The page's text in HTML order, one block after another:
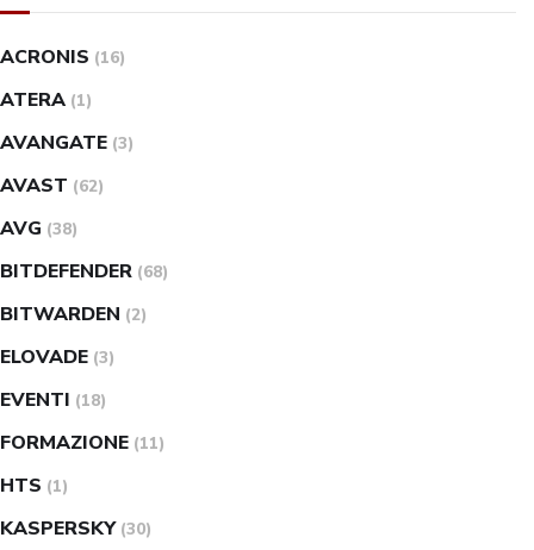
ACRONIS (16)
ATERA (1)
AVANGATE (3)
AVAST (62)
AVG (38)
BITDEFENDER (68)
BITWARDEN (2)
ELOVADE (3)
EVENTI (18)
FORMAZIONE (11)
HTS (1)
KASPERSKY (30)